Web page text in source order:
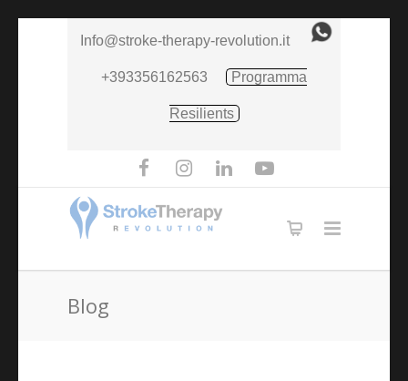
Info@stroke-therapy-revolution.it
+393356162563 Programma
Resilients
Blog